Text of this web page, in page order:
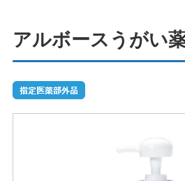
アルボースうがい